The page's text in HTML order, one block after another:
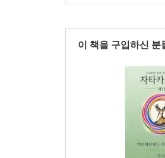
이 책을 구입하신 분